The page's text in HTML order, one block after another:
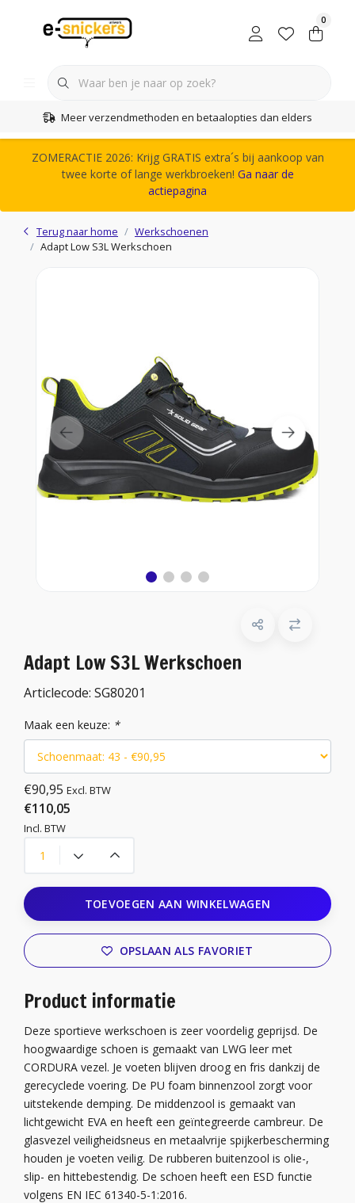
0
Meer verzendmethoden en betaalopties dan elders
ZOMERACTIE 2026: Krijg GRATIS extra´s bij aankoop van
twee korte of lange werkbroeken! Ga naar de
actiepagina
Terug naar home
Werkschoenen
Adapt Low S3L Werkschoen
Adapt Low S3L Werkschoen
Articlecode: SG80201
Maak een keuze: *
€90,95 Excl. BTW
€110,05
Incl. BTW
TOEVOEGEN AAN WINKELWAGEN
OPSLAAN ALS FAVORIET
Product informatie
Deze sportieve werkschoen is zeer voordelig geprijsd. De
hoogwaardige schoen is gemaakt van LWG leer met
CORDURA vezel. Je voeten blijven droog en fris dankzij de
gerecyclede voering. De PU foam binnenzool zorgt voor
uitstekende demping. De middenzool is gemaakt van
lichtgewicht EVA en heeft een geïntegreerde cambreur. De
glasvezel veiligheidsneus en metaalvrije spijkerbescherming
houden je voeten veilig. De rubberen buitenzool is olie-,
slip- en hittebestendig. De schoen heeft een ESD functie
volgens EN IEC 61340-5-1:2016.